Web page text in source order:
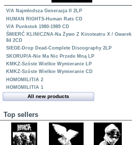
V/A Najmłodsza Generacja II 2LP
HUMAN RIGHTS-Human Rats CD
V/A Punkstok 1980-1989 CD
ŚMIERĆ KLINICZNA-Na Żywo Z Kinoteatru X / Gwarek
84 2CD
SIEGE-Drop Dead-Complete Discography 2LP
SKORUP/A-Nie Ma Nic Przede Mną LP
KMKZ-Szóste Wielkie Wymieranie LP
KMKZ-Szóste Wielkie Wymieranie CD
HOMOMILITIA 2
HOMOMILITIA 1
All new products
Top sellers